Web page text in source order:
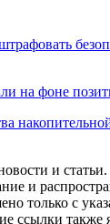
на фоне
и
и
только с
ссылки также